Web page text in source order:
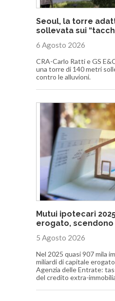
Seoul, la torre
sollevata sui
6 Agosto 2026
CRA-Carlo Ratti e GS
una torre di 140 metri
contro le alluvioni.
Mutui ipotecari
erogato, scendono
5 Agosto 2026
Nel 2025 quasi 907 mila
miliardi di capitale
Agenzia delle Entrate:
del credito extra-